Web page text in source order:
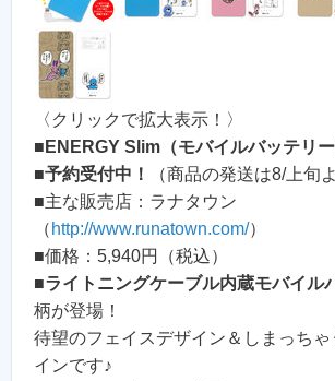
〈クリックで拡大表示！〉
■ ENERGY Slim（モバイルバッテリ
■予約受付中！
（商品の発送は8/上旬
■主な販売店：ラナタウン
（ http://www.runatown.com/）
■価格：5,940円（税込）
■ライトニングケーブル内蔵モバイル
柄が登場！
待望のフェイスデザイン＆しまっち
インです♪